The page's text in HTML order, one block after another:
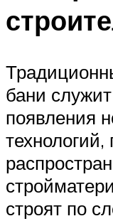
бани
появления
строят по